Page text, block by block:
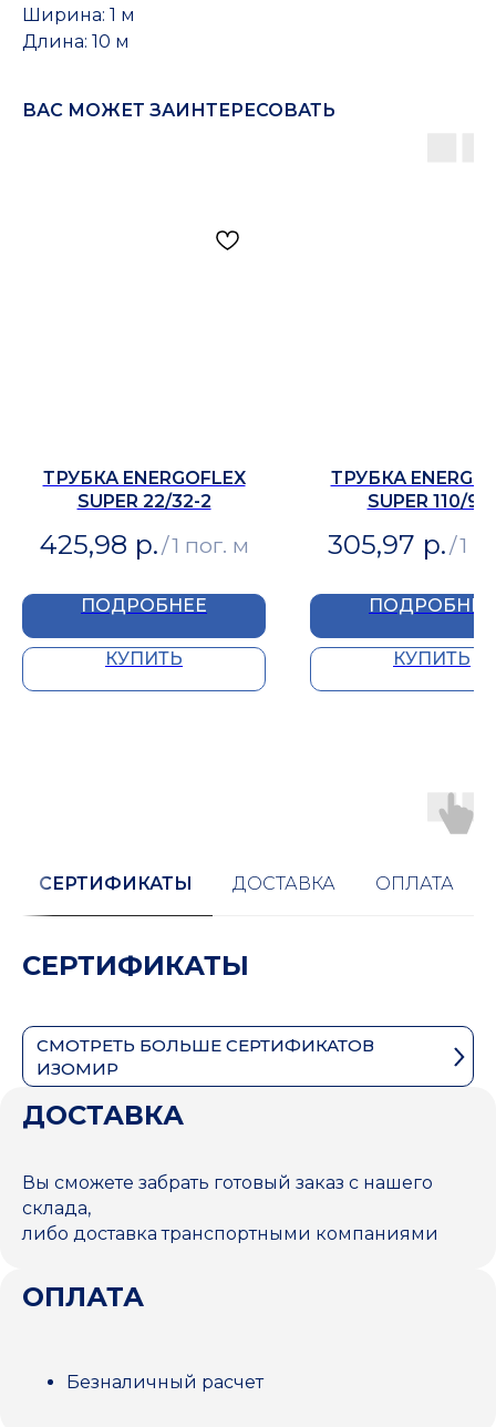
Ширина: 1 м
Длина: 10 м
ВАС МОЖЕТ ЗАИНТЕРЕСОВАТЬ
ТРУБКА ENERGOFLEX
SUPER 22/32-2
425,98 р./1 пог. м
ПОДРОБНЕЕ
КУПИТЬ
ТРУБКА
SUPER 110/9-2
305,97 р./1
ПОДРОБНЕЕ
КУПИТЬ
СЕРТИФИКАТЫ ДОСТАВКА ОПЛАТА
СЕРТИФИКАТЫ
СМОТРЕТЬ БОЛЬШЕ СЕРТИФИКАТОВ
ИЗОМИР
ДОСТАВКА
Вы сможете забрать готовый заказ с нашего
склада,
либо доставка транспортными компаниями
ОПЛАТА
Безналичный расчет